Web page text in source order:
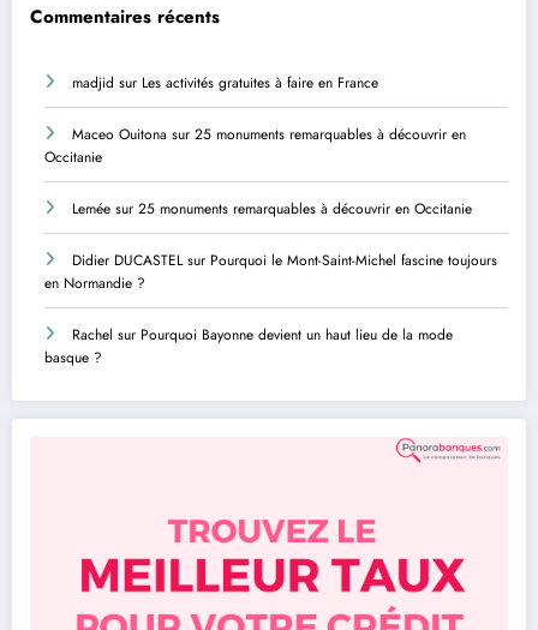
Commentaires récents
madjid sur Les activités gratuites à faire en France
Maceo Ouitona sur 25 monuments remarquables à découvrir en
Occitanie
Lemée sur 25 monuments remarquables à découvrir en Occitanie
Didier DUCASTELsur Pourquoi le Mont-Saint-Michel fascine toujours
en Normandie ?
Rachel sur Pourquoi Bayonne devient un haut lieu de la mode
basque ?